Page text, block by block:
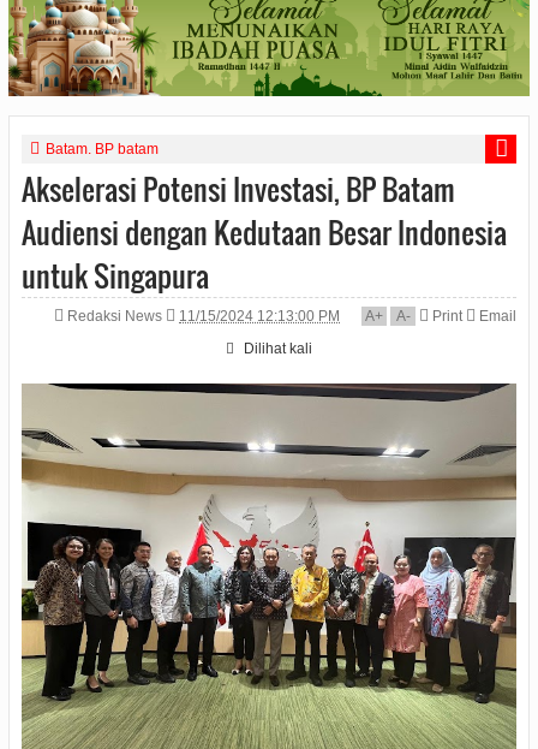
Batam. BP batam
Akselerasi Potensi Investasi, BP Batam
Audiensi dengan Kedutaan Besar Indonesia
untuk Singapura
Redaksi News 11/15/2024 12:13:00 PM A+ A- Print
Email
Dilihat kali